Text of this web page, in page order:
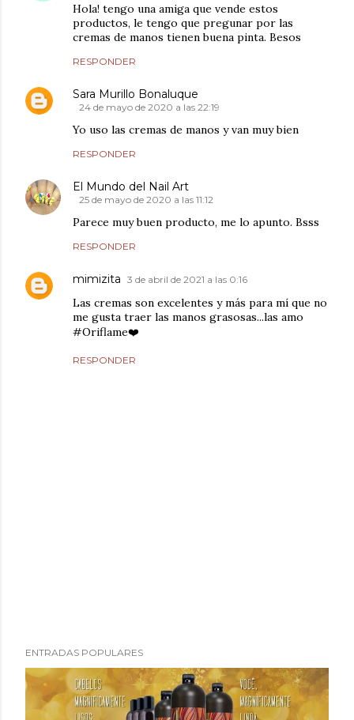
Hola! tengo una amiga que vende estos
productos, le tengo que pregunar por las
cremas de manos tienen buena pinta. Besos
RESPONDER
Sara Murillo Bonaluque
24 de mayo de 2020 a las 22:19
Yo uso las cremas de manos y van muy bien
RESPONDER
El Mundo del Nail Art
25 de mayo de 2020 a las 11:12
Parece muy buen producto, me lo apunto. Bsss
RESPONDER
mimizita 3 de abril de 2021 a las 0:16
Las cremas son excelentes y más para mí que no
me gusta traer las manos grasosas...las amo
#Oriflame❤️
RESPONDER
u
b
ENTRADAS POPULARES